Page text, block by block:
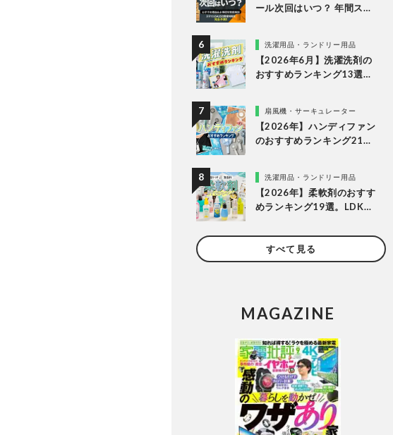
ール次回はいつ？ 年間スケ
洗濯用品・ランドリー用品
【2026年6月】洗濯洗剤の
おすすめランキング13選。
検証扇風機・サーキュレーター
【2026年】ハンディファン
のおすすめランキング21
比較洗濯用品・ランドリー用品
【2026年】柔軟剤のおすす
めランキング19選。LDKが
品を徹底比較
すべて見る
MAGAZINE